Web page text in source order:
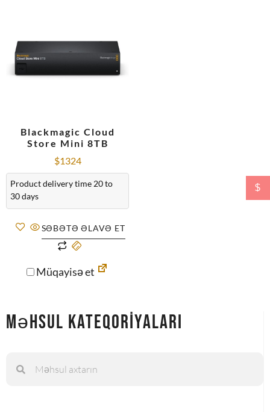
Məhsul Kateqoriyaları
Blackmagic Cloud
Store Mini 8TB
$1324
Product delivery time 20 to
30 days
SƏBƏTƏ ƏLAVƏ ET
Müqayisə et
$